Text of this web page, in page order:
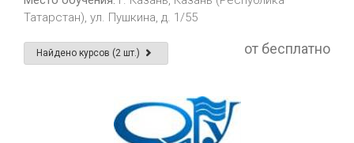
Татарстан), ул. Пушкина, д. 1/55
Найдено курсов (2 шт.) от бесплатно